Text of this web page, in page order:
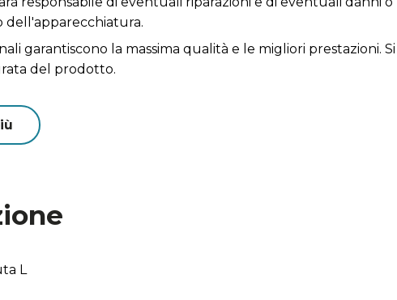
dell'apparecchiatura.
garantiscono la massima qualità e le migliori prestazioni.
del prodotto.
L